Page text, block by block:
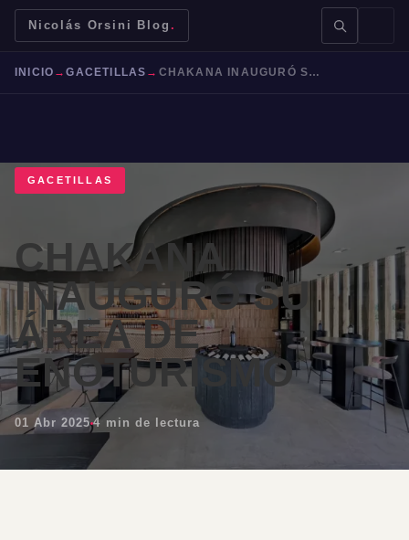
Nicolás Orsini Blog .
BUSCAR →
Malbec Bodegas Jujuy
INICIO →GACETILLAS → CHAKANA INAUGURÓ SU ÁREA DE ENOTURISMO
GACETILLAS
CHAKANA
INAUGURÓ SU
ÁREA DE
ENOTURISMO
01 Abr 2025 4 min de lectura